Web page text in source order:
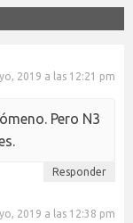
2019 a las 12:21 pm
Pero N3
Responder
2019 a las 12:38 pm